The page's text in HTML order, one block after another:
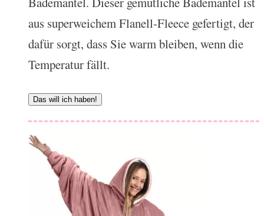
aus superweichem Flanell-Fleece gefertigt, der
dafür sorgt, dass Sie warm bleiben, wenn die
Temperatur fällt.
Das will ich haben!